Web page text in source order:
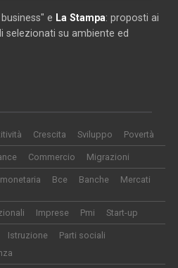
e La Stampa: proposti ai
selezionati su ambiente ed
Crescita Sviluppo Povertà
Commercio Migrazioni
Bce Banche Mercati
Imprese Pmi Start-up
Istruzione
Parti sociali